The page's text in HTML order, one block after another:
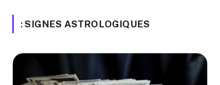
:SIGNES ASTROLOGIQUES